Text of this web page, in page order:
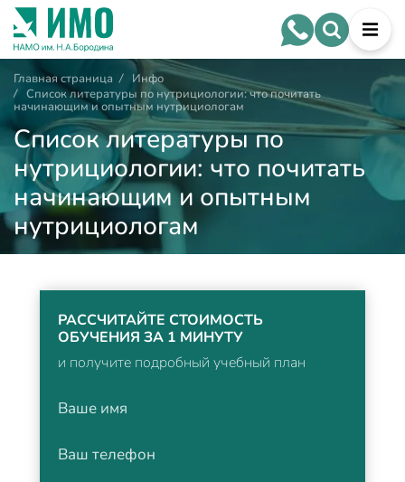
Главная страница /
Инфо
/ Список литературы по нутрициологии: что почитать
начинающим и опытным нутрициологам
Список литературы по
нутрициологии: что почитать
начинающим и опытным
нутрициологам
РАССЧИТАЙТЕ СТОИМОСТЬ
ОБУЧЕНИЯ ЗА 1 МИНУТУ
и получите подробный учебный план
Ваше имя
Ваш телефон